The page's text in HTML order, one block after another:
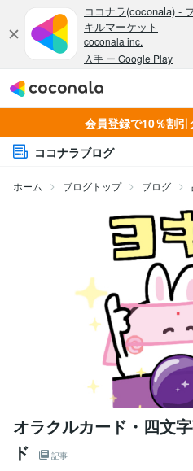
会員登録で10％割引
ココナラブログ
ホーム ブログトップ ブログ
オラクルカード・四文
ド
記事